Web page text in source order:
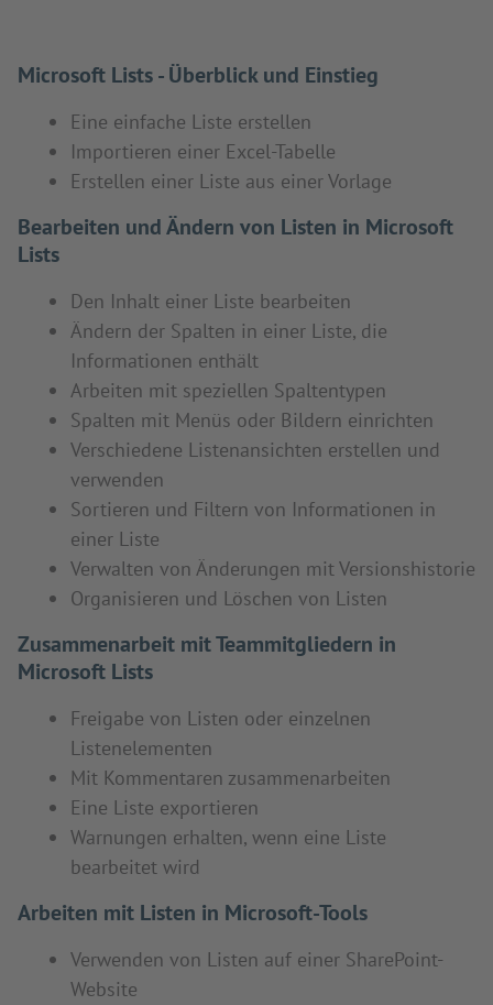
Microsoft Lists - Überblick und Einstieg
Eine einfache Liste erstellen
Importieren einer Excel-Tabelle
Erstellen einer Liste aus einer Vorlage
Bearbeiten und Ändern von Listen in Microsoft
Lists
Den Inhalt einer Liste bearbeiten
Ändern der Spalten in einer Liste, die
Informationen enthält
Arbeiten mit speziellen Spaltentypen
Spalten mit Menüs oder Bildern einrichten
Verschiedene Listenansichten erstellen und
verwenden
Sortieren und Filtern von Informationen in
einer Liste
Verwalten von Änderungen mit Versionshistorie
Organisieren und Löschen von Listen
Zusammenarbeit mit Teammitgliedern in
Microsoft Lists
Freigabe von Listen oder einzelnen
Listenelementen
Mit Kommentaren zusammenarbeiten
Eine Liste exportieren
Warnungen erhalten, wenn eine Liste
bearbeitet wird
Arbeiten mit Listen in Microsoft-Tools
Verwenden von Listen auf einer SharePoint-
Website